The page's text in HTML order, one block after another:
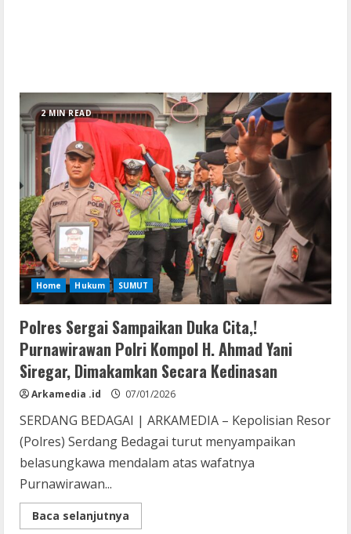
2 MIN READ
Home Hukum SUMUT
Polres Sergai Sampaikan Duka Cita,!
Purnawirawan Polri Kompol H. Ahmad Yani
Siregar, Dimakamkan Secara Kedinasan
Arkamedia .id 07/01/2026
SERDANG BEDAGAI | ARKAMEDIA – Kepolisian Resor
(Polres) Serdang Bedagai turut menyampaikan
belasungkawa mendalam atas wafatnya
Purnawirawan...
Baca selanjutnya
more